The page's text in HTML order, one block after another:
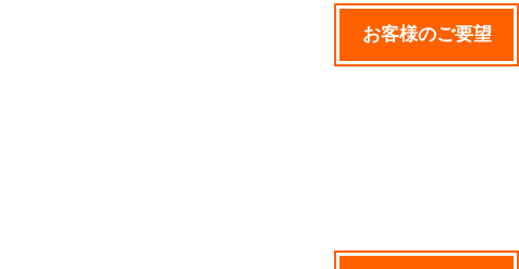
お客様のご要望